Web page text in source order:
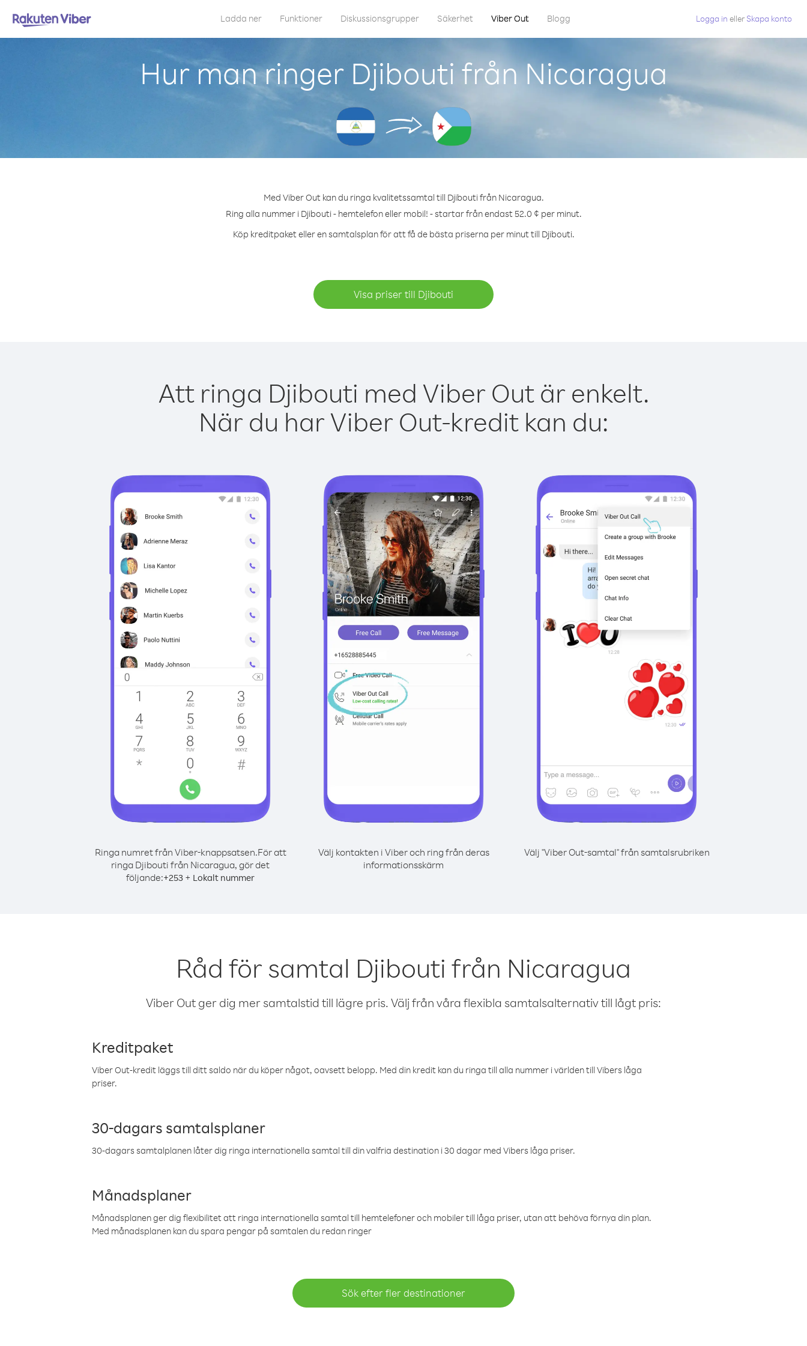
Ladda ner Funktioner Diskussionsgrupper Säkerhet Viber Out Blogg Logga in eller Skapa konto
Hur man ringer Djibouti från Nicaragua
Med Viber Out kan du ringa kvalitetssamtal till Djibouti från Nicaragua.
Ring alla nummer i Djibouti - hemtelefon eller mobil! - startar från endast 52.0 ¢ per minut.
Köp kreditpaket eller en samtalsplan för att få de bästa priserna per minut till Djibouti.
Visa priser till Djibouti
Att ringa Djibouti med Viber Out är enkelt.
När du har Viber Out-kredit kan du:
Ringa numret från Viber-knappsatsen.För att
ringa Djibouti från Nicaragua, gör det
följande:+253 + Lokalt nummer
Välj kontakten i Viber och ring från deras
informationsskärm
Välj "Viber Out-samtal" från samtalsrubriken
Råd för samtal Djibouti från Nicaragua
Viber Out ger dig mer samtalstid till lägre pris. Välj från våra flexibla samtalsalternativ till lågt pris:
Kreditpaket
Viber Out-kredit läggs till ditt saldo när du köper något, oavsett belopp. Med din kredit kan du ringa till alla nummer i världen till Vibers låga
priser.
30-dagars samtalsplaner
30-dagars samtalplanen låter dig ringa internationella samtal till din valfria destination i 30 dagar med Vibers låga priser.
Månadsplaner
Månadsplanen ger dig flexibilitet att ringa internationella samtal till hemtelefoner och mobiler till låga priser, utan att behöva förnya din plan.
Med månadsplanen kan du spara pengar på samtalen du redan ringer
Sök efter fler destinationer